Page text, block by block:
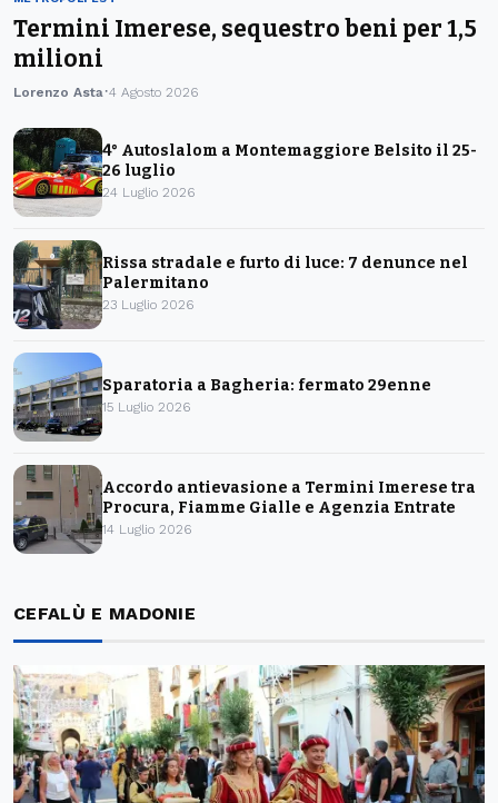
Termini Imerese, sequestro beni per 1,5
milioni
Lorenzo Asta 4 Agosto 2026
4° Autoslalom a Montemaggiore Belsito il 25-
26 luglio
24 Luglio 2026
Rissa stradale e furto di luce: 7 denunce nel
Palermitano
23 Luglio 2026
Sparatoria a Bagheria: fermato 29enne
15 Luglio 2026
Accordo antievasione a Termini Imerese tra
Procura, Fiamme Gialle e Agenzia Entrate
14 Luglio 2026
CEFALÙ E MADONIE